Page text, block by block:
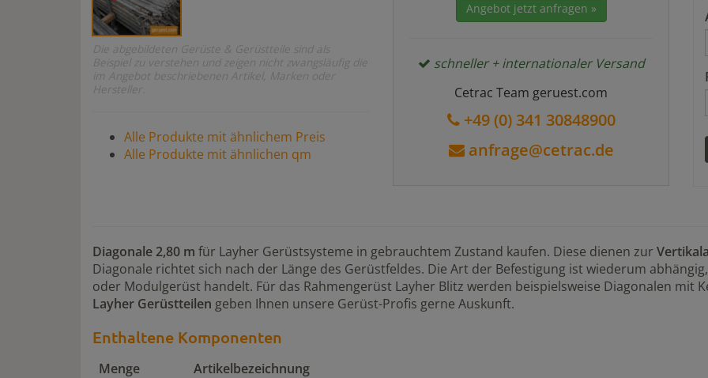
Die abgebildeten Gerüste & Gerüstteile sind als
Beispiel zu verstehen und zeigen nicht zwangsläufig die
im Angebot beschriebenen Artikel, Marken oder
Hersteller.
Alle Produkte mit ähnlichem Preis
Alle Produkte mit ähnlichen qm
Angebot jetzt anfragen »
schneller + internationaler Versand
Cetrac Team geruest.com
+49 (0) 341 30848900
anfrage@cetrac.de
Diagonale 2,80 m für Layher Gerüstsysteme in gebrauchtem Zustand kaufen. Diese dienen zur
Diagonale richtet sich nach der Länge des Gerüstfeldes. Die Art der Befestigung ist wiederum
oder Modulgerüst handelt. Für das Rahmengerüst Layher Blitz werden beispielsweise Diagonalen mit
Layher Gerüstteilen geben Ihnen unsere Gerüst-Profis gerne Auskunft.
Enthaltene Komponenten
Menge
Artikelbezeichnung